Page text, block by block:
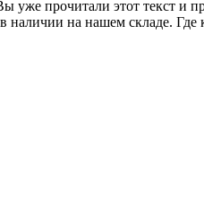
уже прочитали этот текст и
на нашем складе. Где